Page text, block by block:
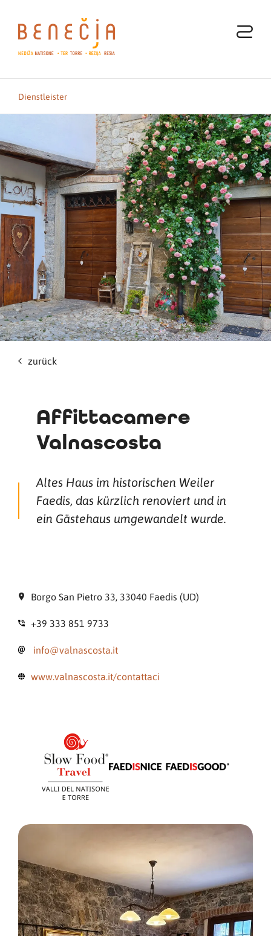
Dienstleister
zurück
Affittacamere
Valnascosta
Altes Haus im historischen Weiler
Faedis, das kürzlich renoviert und in
ein Gästehaus umgewandelt wurde.
Borgo San Pietro 33, 33040 Faedis (UD)
+39 333 851 9733
info@valnascosta.it
www.valnascosta.it/contattaci